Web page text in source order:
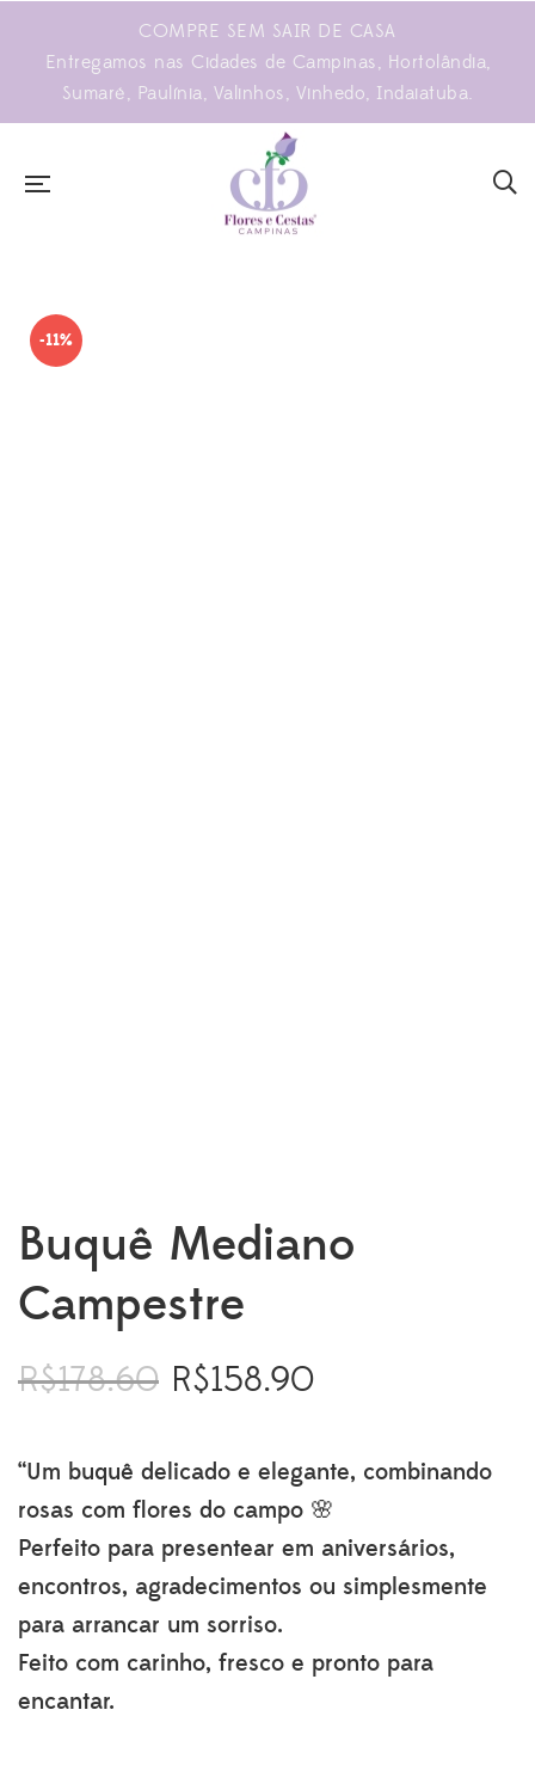
COMPRE SEM SAIR DE CASA
Entregamos nas Cidades de Campinas, Hortolândia,
Sumaré, Paulínia, Valinhos, Vinhedo, Indaiatuba.
-11%
Buquê Mediano
Campestre
R$178.60
O
era:
R$178.60.
R$158.90O
é:
R$158.90.
“Um buquê delicado e elegante, combinando
rosas com flores do campo 🌸
Perfeito para presentear em aniversários,
encontros, agradecimentos ou simplesmente
para arrancar um sorriso.
Feito com carinho, fresco e pronto para
encantar.